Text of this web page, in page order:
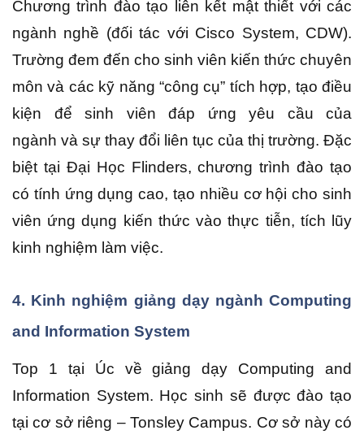
Chương trình đào tạo liên kết mật thiết với các
ngành nghề (đối tác với Cisco System, CDW).
Trường đem đến cho sinh viên kiến thức chuyên
môn và các kỹ năng “công cụ” tích hợp, tạo điều
kiện để sinh viên đáp ứng yêu cầu của
ngành và sự thay đổi liên tục của thị trường. Đặc
biệt tại Đại Học Flinders, chương trình đào tạo
có tính ứng dụng cao, tạo nhiều cơ hội cho sinh
viên ứng dụng kiến thức vào thực tiễn, tích lũy
kinh nghiệm làm việc.
4. Kinh nghiệm giảng dạy ngành Computing
and Information System
Top 1 tại Úc về giảng dạy Computing and
Information System. Học sinh sẽ được đào tạo
tại cơ sở riêng – Tonsley Campus. Cơ sở này có